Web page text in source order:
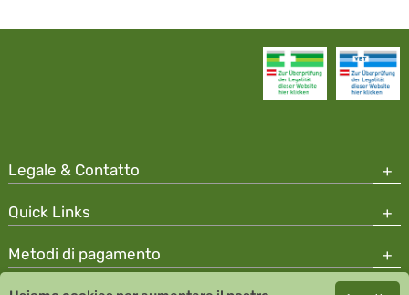
Legale & Contatto
Quick Links
Metodi di pagamento